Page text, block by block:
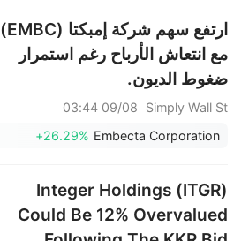
ارتفع سهم شركة إمبكتا (EMBC)
مع انتعاش الأرباح رغم استمرار
ضغوط الديون.
Simply Wall St
09/08 03:44
Embecta Corporation
+26.29%
Integer Holdings (ITGR)
Could Be 12% Overvalued